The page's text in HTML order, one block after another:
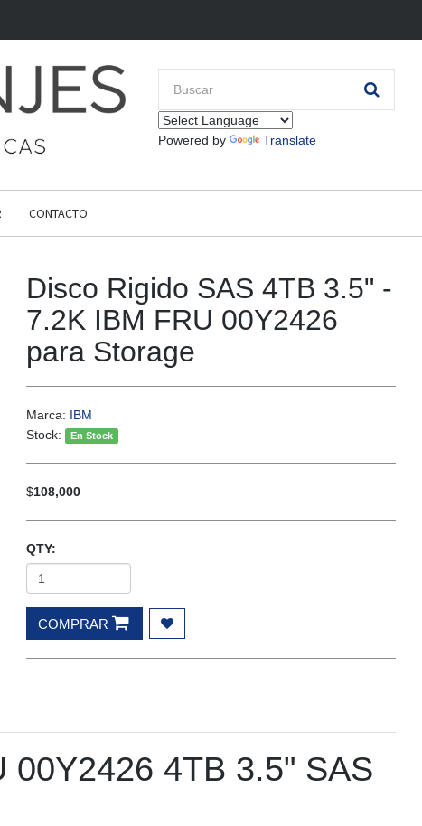
Powered by Translate
CONTACTO
Disco Rigido SAS 4TB 3.5" -
7.2K IBM FRU 00Y2426
para Storage
Marca: IBM
Stock:
En Stock
$108,000
QTY:
COMPRAR
00Y2426 4TB 3.5" SAS